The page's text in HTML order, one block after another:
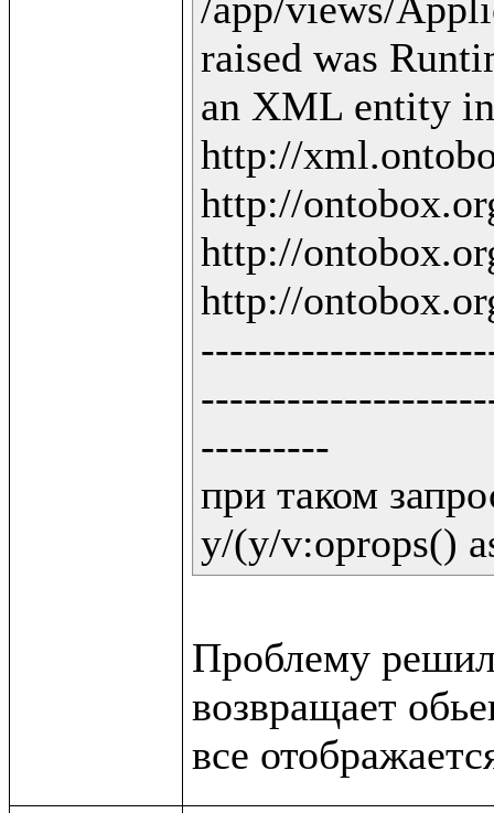
raised was
an XML entity
http://
http://
http://
http://
---------
при таком
y/(y/v:oprops()
Проблему
возвращает